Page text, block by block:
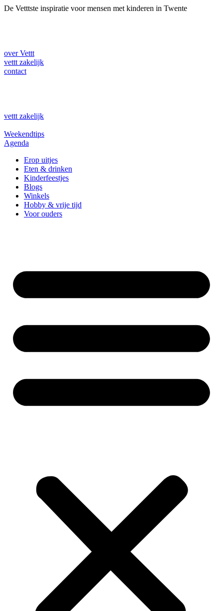
Ga
De Vetttste inspiratie voor mensen met kinderen in Twente
over Vettt
vettt zakelijk
contact
vettt zakelijk
Weekendtips
Agenda
Erop uitjes
Eten & drinken
Kinderfeestjes
Blogs
Winkels
Hobby & vrije tijd
Voor ouders